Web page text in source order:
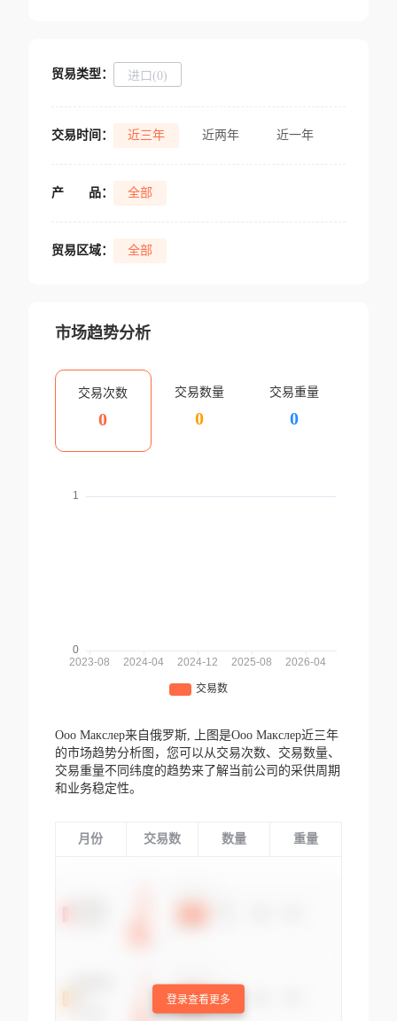
贸易类型： 进口(0)
交易时间： 近三年 近两年 近一年
产 品： 全部
贸易区域： 全部
市场趋势分析
交易次数
0
交易数量
0
交易重量
0
Ооо Макслер来自俄罗斯,
上图是Ооо Макслер近三年
的市场趋势分析图，您可以从交易次数、交易数量、
交易重量不同纬度的趋势来了解当前公司的采供周期
和业务稳定性。
月份 交易数 数量 重量
登录查看更多